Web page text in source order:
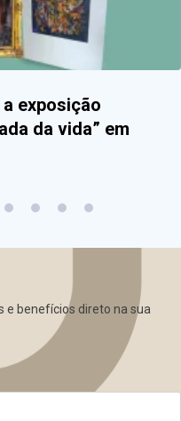
exposição
da vida” em
e benefícios direto na sua